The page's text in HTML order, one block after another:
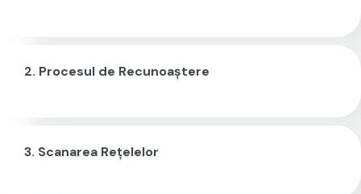
Procesul de Recunoaștere
Scanarea Rețelelor